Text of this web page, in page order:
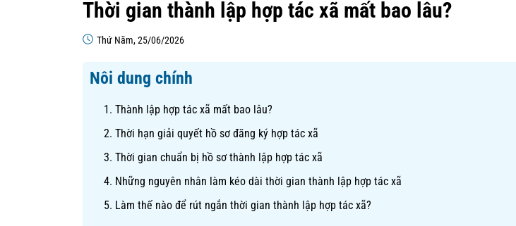
Thời gian thành lập hợp tác xã mất bao lâu?
Thứ Năm, 25/06/2026
Nôi dung chính
1. Thành lập hợp tác xã mất bao lâu?
2. Thời hạn giải quyết hồ sơ đăng ký hợp tác xã
3. Thời gian chuẩn bị hồ sơ thành lập hợp tác xã
4. Những nguyên nhân làm kéo dài thời gian thành lập hợp tác xã
5. Làm thế nào để rút ngắn thời gian thành lập hợp tác xã?